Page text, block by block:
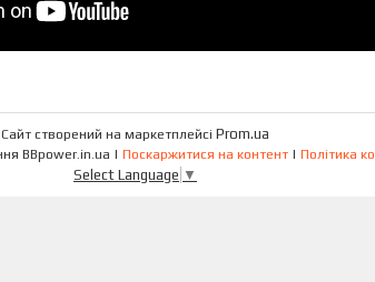
Сайт створений на маркетплейсі Prom.ua
Магазин Спортивного Харчування BBpower.in.ua | Поскаржитися на контент | Політика
Select Language ▼